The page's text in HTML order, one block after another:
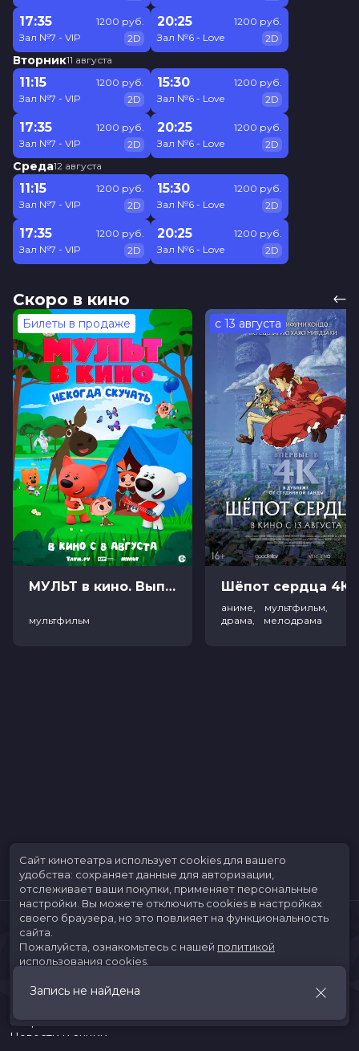
17:35
Зал №7 - VIP
1200 руб.
2D
20:25
Зал №6 - Love
1200 руб.
2D
Вторник11 августа
11:15
Зал №7 - VIP
1200 руб.
2D
15:30
Зал №6 - Love
1200 руб.
2D
17:35
Зал №7 - VIP
1200 руб.
2D
20:25
Зал №6 - Love
1200 руб.
2D
Среда12 августа
11:15
Зал №7 - VIP
1200 руб.
2D
15:30
Зал №6 - Love
1200 руб.
2D
17:35
Зал №7 - VIP
1200 руб.
2D
20:25
Зал №6 - Love
1200 руб.
2D
Скоро в кино
Билеты в продаже
МУЛЬТ в кино. Выпуск №198. Некогда скучать (0+)
мультфильм
с 13 августа
аниме, мультфильм,
драма, мелодрама
Запись не найдена
Скоро в кино
Новости и акции
Сайт кинотеатра использует cookies для вашего
удобства: сохраняет данные для авторизации,
отслеживает ваши покупки, применяет персональные
настройки. Вы можете отключить cookies в настройках
своего браузера, но это повлияет на функциональность
сайта.
Пожалуйста, ознакомьтесь с нашей политикой
использования cookies